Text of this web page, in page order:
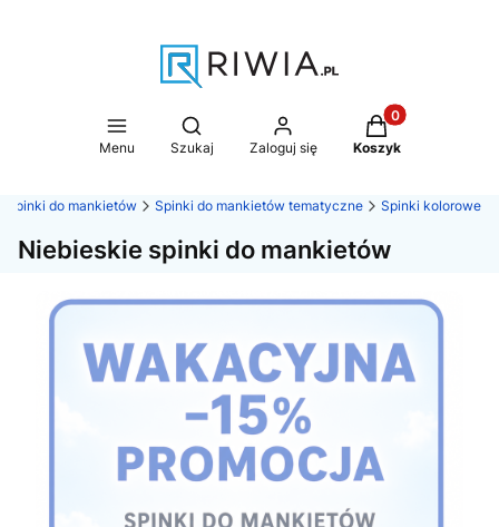
Menu
Otwórz wyszukiwarkę
Szukaj Zaloguj się
Produkty w
Koszyk
Spinki do mankietów Spinki do mankietów tematyczne Spinki kolorowe
Niebieskie spinki do mankietów